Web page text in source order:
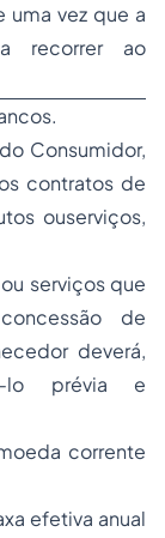
uma vez que a
recorrer ao
Consumidor,
contratos de
ouserviços,
serviços que
de
deverá,
lo prévia e
corrente
efetiva anual